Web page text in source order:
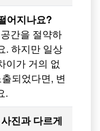
어지나요?
간을 절약하
. 하지만 일상
이가 거의 없
되었다면, 변
.
진과 다르게